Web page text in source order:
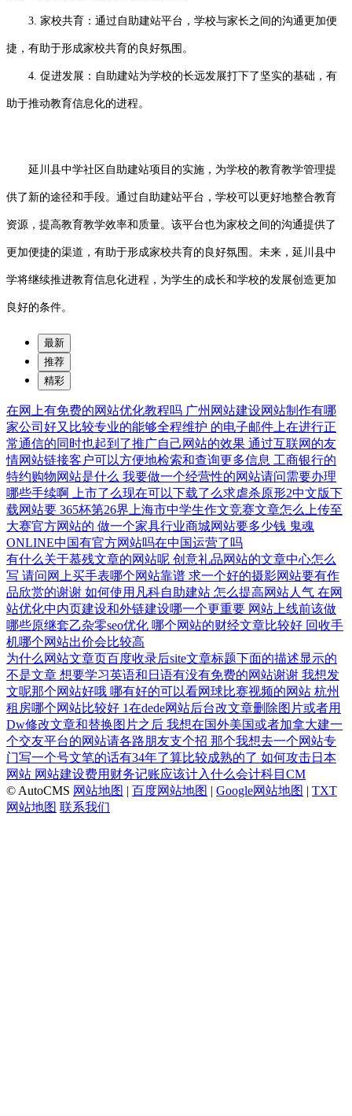
3. 家校共育：通过自助建站平台，学校与家长之间的沟通更加便
捷，有助于形成家校共育的良好氛围。
4. 促进发展：自助建站为学校的长远发展打下了坚实的基础，有
助于推动教育信息化的进程。
延川县中学社区自助建站项目的实施，为学校的教育教学管理提
供了新的途径和手段。通过自助建站平台，学校可以更好地整合教育
资源，提高教育教学效率和质量。该平台也为家校之间的沟通提供了
更加便捷的渠道，有助于形成家校共育的良好氛围。未来，延川县中
学将继续推进教育信息化进程，为学生的成长和学校的发展创造更加
良好的条件。
最新
推荐
精彩
在网上有免费的网站优化教程吗 广州网站建设网站制作有哪
家公司好又比较专业的能够全程维护 的电子邮件上在进行正
常通信的同时也起到了推广自己网站的效果 通过互联网的友
情网站链接客户可以方便地检索和查询更多信息 工商银行的
特约购物网站是什么 我要做一个经营性的网站请问需要办理
哪些手续啊
上市了么现在可以下载了么求虐杀原形2中文版下
载网站要 365杯第26界上海市中学生作文竞赛文章怎么上传至
大赛官方网站的 做一个家具行业商城网站要多少钱 鬼魂
ONLINE中国有官方网站吗在中国运营了吗
有什么关于慕残文章的网站呢 创意礼品网站的文章中心怎么
写 请问网上买手表哪个网站靠谱 求一个好的摄影网站要有作
品欣赏的谢谢 如何使用凡科自助建站 怎么提高网站人气 在网
站优化中内页建设和外链建设哪一个更重要 网站上线前该做
哪些原继套乙杂零seo优化 哪个网站的财经文章比较好 回收手
机哪个网站出价会比较高
为什么网站文章页百度收录后site文章标题下面的描述显示的
不是文章 想要学习英语和日语有没有免费的网站谢谢 我想发
文呢那个网站好哦 哪有好的可以看网球比赛视频的网站 杭州
租房哪个网站比较好 1在dede网站后台改文章删除图片或者用
Dw修改文章和替换图片之后 我想在国外美国或者加拿大建一
个交友平台的网站请各路朋友支个招 那个我想去一个网站专
门写一个号文笔的话有34年了算比较成熟的了 如何攻击日本
网站 网站建设费用财务记账应该计入什么会计科目CM
© AutoCMS 网站地图 | 百度网站地图 | Google网站地图 | TXT
网站地图 联系我们